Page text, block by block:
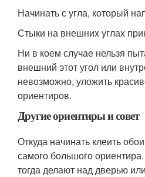
Начинать с угла, который
Стыки на внешних углах
Ни в коем случае нельзя
внешний этот угол или
невозможно, уложить
ориентиров.
Другие ориентиры и совет
Откуда начинать клеить
самого большого
тогда делают над дверью